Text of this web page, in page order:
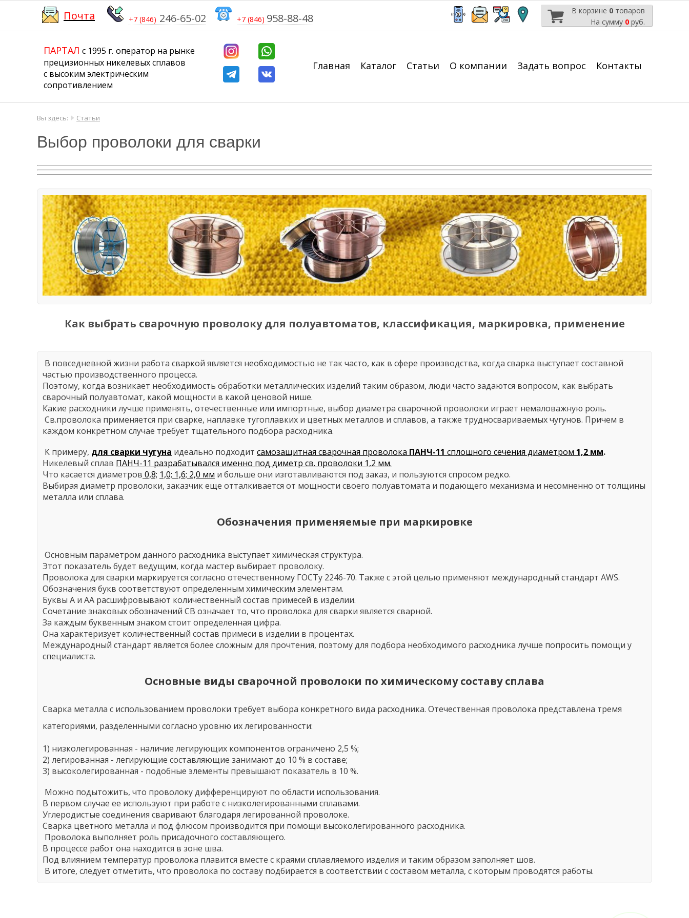
Почта +7 (846) 246-65-02 +7 (846) 958-88-48
В корзине 0 товаров
На сумму 0 руб.
ПАРТАЛ с 1995 г. ​​​​​​​оператор на рынке
прецизионных никелевых сплавов
с высоким электрическим
сопротивлением
Главная Каталог Статьи О компании Задать вопрос Контакты
Вы здесь: Статьи
Выбор проволоки для сварки
Как выбрать сварочную проволоку для полуавтоматов, классификация, маркировка, применение
В повседневной жизни работа сваркой является необходимостью не так часто, как в сфере производства, когда сварка выступает составной
частью производственного процесса.
Поэтому, когда возникает необходимость обработки металлических изделий таким образом, люди часто задаются вопросом, как выбрать
сварочный полуавтомат, какой мощности в какой ценовой нише.
Какие расходники лучше применять, отечественные или импортные, выбор диаметра сварочной проволоки играет немаловажную роль.
Св.проволока применяется при сварке, наплавке тугоплавких и цветных металлов и сплавов, а также трудносвариваемых чугунов. Причем в
каждом конкретном случае требует тщательного подбора расходника.
К примеру, для сварки чугуна идеально подходит самозащитная сварочная проволока ПАНЧ-11 сплошного сечения диаметром 1,2 мм.
Никелевый сплав ПАНЧ-11 разрабатывался именно под диметр св. проволоки 1,2 мм.
Что касается диаметров 0,8; 1,0; 1,6; 2,0 мм и больше они изготавливаются под заказ, и пользуются спросом редко.
Выбирая диаметр проволоки, заказчик еще отталкивается от мощности своего полуавтомата и подающего механизма и несомненно от толщины
металла или сплава.
Обозначения применяемые при маркировке
Основным параметром данного расходника выступает химическая структура.
Этот показатель будет ведущим, когда мастер выбирает проволоку.
Проволока для сварки маркируется согласно отечественному ГОСТу 2246-70. Также с этой целью применяют международный стандарт AWS.
Обозначения букв соответствуют определенным химическим элементам.
Буквы А и АА расшифровывают количественный состав примесей в изделии.
Сочетание знаковых обозначений СВ означает то, что проволока для сварки является сварной.
За каждым буквенным знаком стоит определенная цифра.
Она характеризует количественный состав примеси в изделии в процентах.
Международный стандарт является более сложным для прочтения, поэтому для подбора необходимого расходника лучше попросить помощи у
специалиста.
Основные виды сварочной проволоки по химическому составу сплава
Сварка металла с использованием проволоки требует выбора конкретного вида расходника. Отечественная проволока представлена тремя
категориями, разделенными согласно уровню их легированности:
1) низколегированная - наличие легирующих компонентов ограничено 2,5 %;
2) легированная - легирующие составляющие занимают до 10 % в составе;
3) высоколегированная - подобные элементы превышают показатель в 10 %.
Можно подытожить, что проволоку дифференцируют по области использования.
В первом случае ее используют при работе с низколегированными сплавами.
Углеродистые соединения сваривают благодаря легированной проволоке.
Сварка цветного металла и под флюсом производится при помощи высоколегированного расходника.
Проволока выполняет роль присадочного составляющего.
В процессе работ она находится в зоне шва.
Под влиянием температур проволока плавится вместе с краями сплавляемого изделия и таким образом заполняет шов.
В итоге, следует отметить, что проволока по составу подбирается в соответствии с составом металла, с которым проводятся работы.